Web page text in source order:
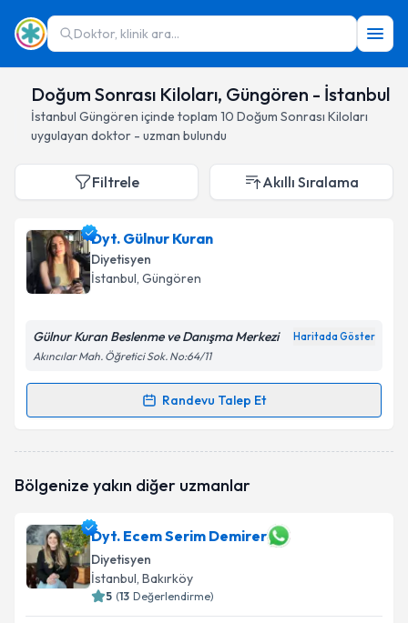
Doktor, klinik ara...
Doğum Sonrası Kiloları, Güngören - İstanbul
İstanbul Güngören içinde toplam 10 Doğum Sonrası Kiloları
uygulayan doktor - uzman bulundu
Filtrele Akıllı Sıralama
Dyt. Gülnur Kuran
Diyetisyen
İstanbul, Güngören
Gülnur Kuran Beslenme ve Danışma Merkezi Haritada Göster
Akıncılar Mah. Öğretici Sok. No:64/11
Randevu Talep Et
Randevu Takvimi Talebi
oluşturun. Size bu uzmandan randevu almanız için bir
E-posta Adresiniz
Bölgenize yakın diğer uzmanlar
Dyt. Ecem Serim Demirer
Diyetisyen
İstanbul, Bakırköy
5 (13 Değerlendirme)